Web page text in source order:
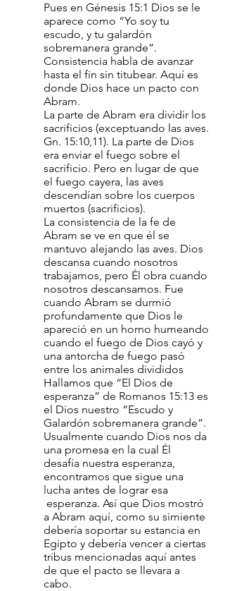
Pues en Génesis 15:1 Dios se le
aparece como “Yo soy tu
escudo, y tu galardón
sobremanera grande”.
Consistencia habla de avanzar
hasta el fin sin titubear. Aquí es
donde Dios hace un pacto con
Abram.
La parte de Abram era dividir los
sacrificios (exceptuando las aves.
Gn. 15:10,11). La parte de Dios
era enviar el fuego sobre el
sacrificio. Pero en lugar de que
el fuego cayera, las aves
descendían sobre los cuerpos
muertos (sacrificios).
La consistencia de la fe de
Abram se ve en que él se
mantuvo alejando las aves. Dios
descansa cuando nosotros
trabajamos, pero Él obra cuando
nosotros descansamos. Fue
cuando Abram se durmió
profundamente que Dios le
apareció en un horno humeando
cuando el fuego de Dios cayó y
una antorcha de fuego pasó
entre los animales divididos
Hallamos que “El Dios de
esperanza” de Romanos 15:13 es
el Dios nuestro “Escudo y
Galardón sobremanera grande”.
Usualmente cuando Dios nos da
una promesa en la cual Él
desafía nuestra esperanza,
encontramos que sigue una
lucha antes de lograr esa
esperanza. Así que Dios mostró
a Abram aquí, como su simiente
debería soportar su estancia en
Egipto y debería vencer a ciertas
tribus mencionadas aquí antes
de que el pacto se llevara a
cabo.